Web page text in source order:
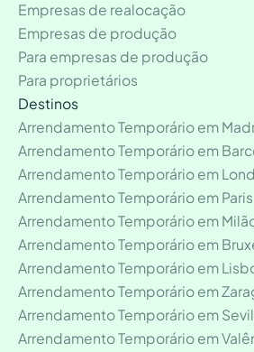
Empresas de realocação
Empresas de produção
Para empresas de produção
Para proprietários
Destinos
Arrendamento Temporário em
Arrendamento Temporário em
Arrendamento Temporário em
Arrendamento Temporário em Paris
Arrendamento Temporário em
Arrendamento Temporário em
Arrendamento Temporário em
Arrendamento Temporário em
Arrendamento Temporário em
Arrendamento Temporário em